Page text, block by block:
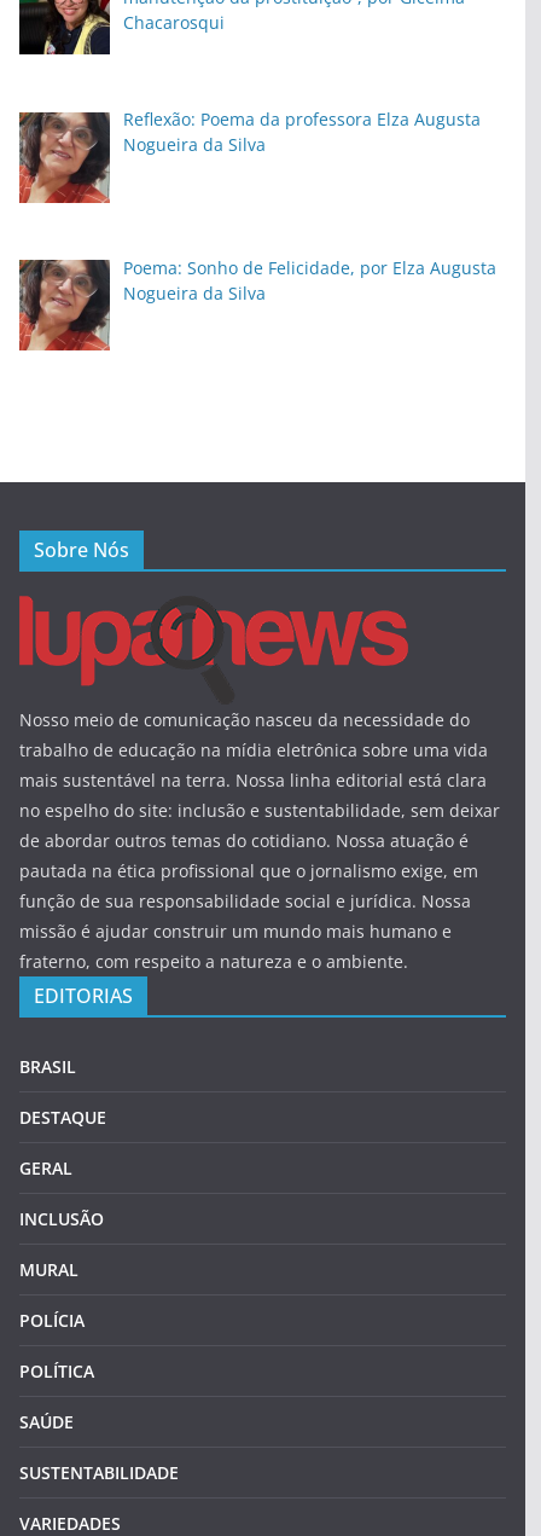
Chacarosqui
Reflexão: Poema da professora Elza Augusta
Nogueira da Silva
Poema: Sonho de Felicidade, por Elza Augusta
Nogueira da Silva
Sobre Nós
Nosso meio de comunicação nasceu da necessidade do
trabalho de educação na mídia eletrônica sobre uma vida
mais sustentável na terra. Nossa linha editorial está clara
no espelho do site: inclusão e sustentabilidade, sem deixar
de abordar outros temas do cotidiano. Nossa atuação é
pautada na ética profissional que o jornalismo exige, em
função de sua responsabilidade social e jurídica. Nossa
missão é ajudar construir um mundo mais humano e
fraterno, com respeito a natureza e o ambiente.
EDITORIAS
BRASIL
DESTAQUE
GERAL
INCLUSÃO
MURAL
POLÍCIA
POLÍTICA
SAÚDE
SUSTENTABILIDADE
VARIEDADES